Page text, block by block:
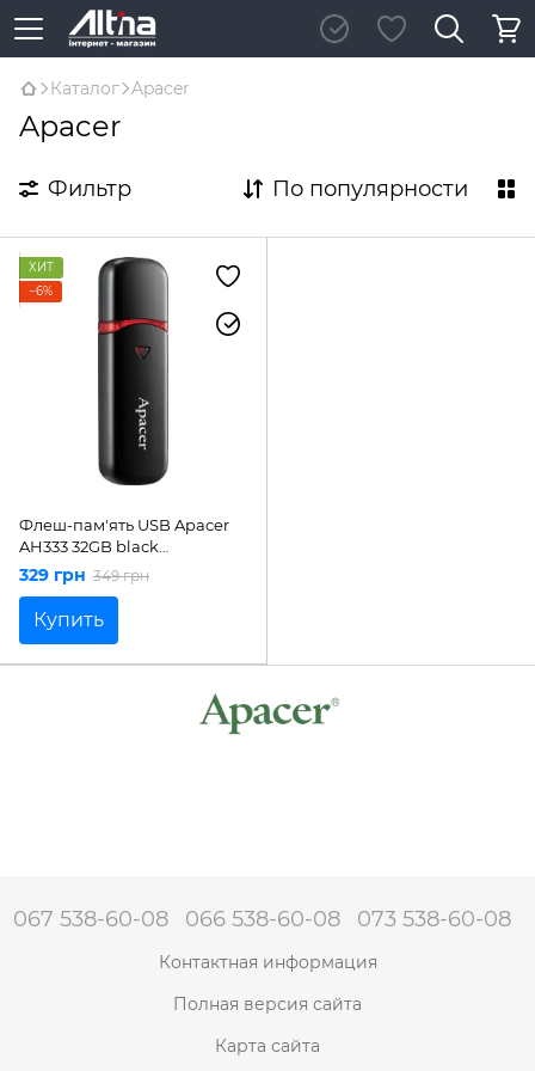
Каталог Apacer
Apacer
Фильтр По популярности
ХИТ
−6%
Флеш-пам'ять USB Apacer
AH333 32GB black
(AP32GAH333B-1)
329 грн 349 грн
Купить
067 538-60-08 066 538-60-08 073 538-60-08
Контактная информация
Полная версия сайта
Карта сайта